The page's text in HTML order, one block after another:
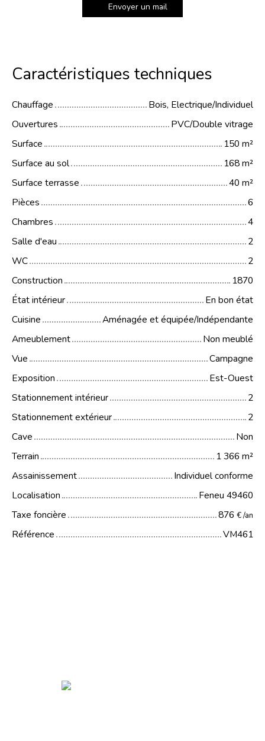
Envoyer un mail
Caractéristiques techniques
Chauffage
Bois, Electrique/Individuel
Ouvertures
PVC/Double vitrage
Surface
150 m²
Surface au sol
168m²
Surface terrasse
40 m²
Pièces
6
Chambres
4
Salle d'eau
2
WC
2
Construction
1870
État intérieur
En bon état
Cuisine
Aménagée et équipée/Indépendante
Ameublement
Non meublé
Vue
Campagne
Exposition
Est-Ouest
Stationnement intérieur
2
Stationnement extérieur
2
Cave
Non
Terrain
1 366m²
Assainissement
Individuel conforme
Localisation
Feneu 49460
Taxe foncière
876 € /an
Référence VM461